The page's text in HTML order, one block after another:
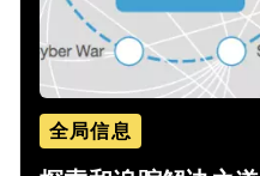
全局信息